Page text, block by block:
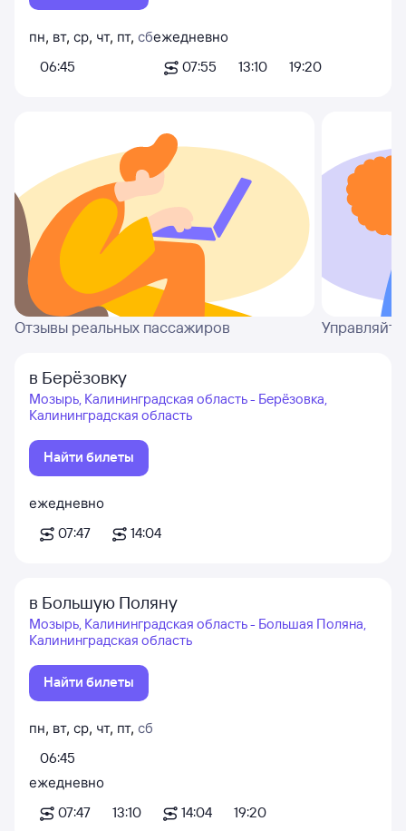
пн, вт, ср, чт, пт, сб
06:45
ежедневно
07:55
13:10 19:20
Отзывы реальных пассажиров
в Берёзовку
Мозырь, Калининградская область - Берёзовка,
Калининградская область
Найти билеты
ежедневно
07:47
14:04
в Большую Поляну
Мозырь, Калининградская область - Большая Поляна,
Калининградская область
Найти билеты
пн, вт, ср, чт, пт, сб
06:45
ежедневно
07:47
13:10 14:04 19:20